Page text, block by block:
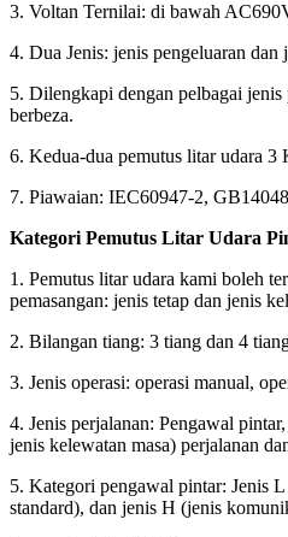
3. Voltan Ternilai: di bawah
4. Dua Jenis: jenis pengeluaran dan
5. Dilengkapi dengan pelbagai
berbeza.
6. Kedua-dua pemutus litar udara 3
7. Piawaian: IEC60947-2,
Kategori Pemutus Litar Udara
1. Pemutus litar udara kami boleh
pemasangan: jenis tetap dan jenis
2. Bilangan tiang: 3 tiang dan 4
3. Jenis operasi: operasi manual,
4. Jenis perjalanan: Pengawal
jenis kelewatan masa) perjalanan
5. Kategori pengawal pintar: Jenis
standard), dan jenis H (jenis